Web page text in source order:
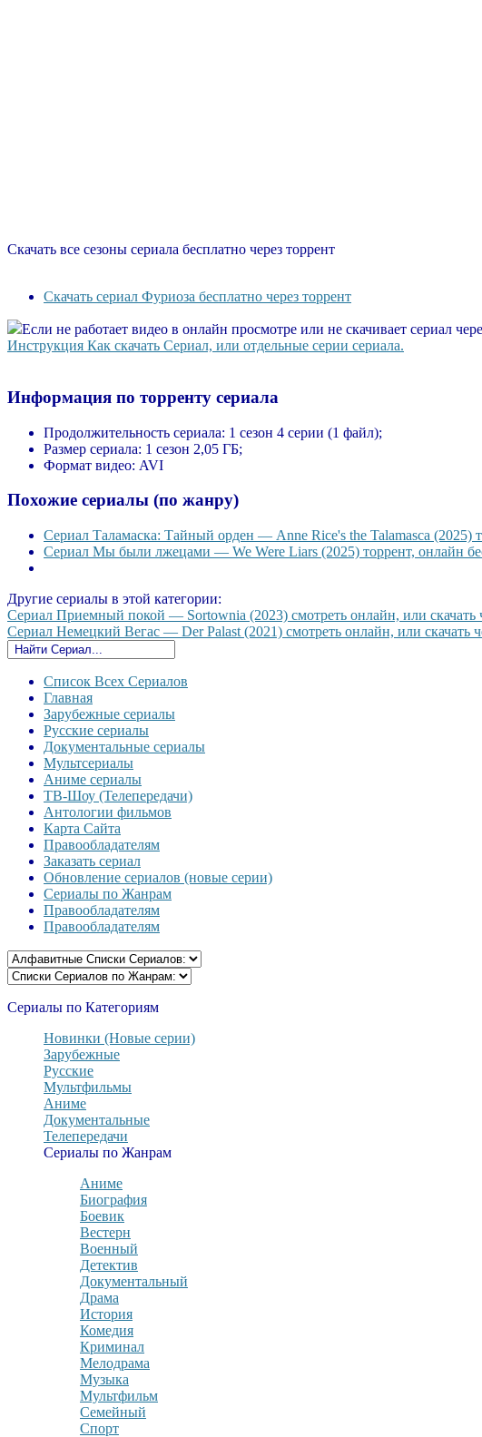
Скачать все сезоны сериала бесплатно через торрент
Скачать сериал Фуриоза бесплатно через торрент
Если не работает видео в онлайн просмотре или не скачивает сериал
Инструкция Как скачать Сериал, или отдельные серии сериала.
Информация по торренту сериала
Продолжительность сериала: 1 сезон 4 серии (1 файл);
Размер сериала: 1 сезон 2,05 ГБ;
Формат видео: AVI
Похожие сериалы (по жанру)
Сериал Таламаска: Тайный орден — Anne Rice's the Talamasca (2025)
Сериал Мы были лжецами — We Were Liars (2025) торрент, онлайн
Другие сериалы в этой категории:
Сериал Приемный покой — Sortownia (2023) смотреть онлайн, или скачать
Сериал Немецкий Вегас — Der Palast (2021) смотреть онлайн, или скачать
Список Всех Сериалов
Главная
Зарубежные сериалы
Русские сериалы
Документальные сериалы
Мультсериалы
Аниме сериалы
ТВ-Шоу (Телепередачи)
Антологии фильмов
Карта Сайта
Правообладателям
Заказать сериал
Обновление сериалов (новые серии)
Сериалы по Жанрам
Правообладателям
Правообладателям
Сериалы по Категориям
Новинки (Новые серии)
Зарубежные
Русские
Мультфильмы
Аниме
Документальные
Телепередачи
Сериалы по Жанрам
Аниме
Биография
Боевик
Вестерн
Военный
Детектив
Документальный
Драма
История
Комедия
Криминал
Мелодрама
Музыка
Мультфильм
Семейный
Спорт